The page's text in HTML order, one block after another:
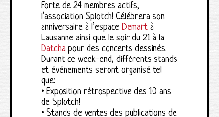
Forte de 24 membres actifs,
l’association Splotch! Célébrera son
anniversaire à l’espace Demart à
Lausanne ainsi que le soir du 21 à la
Datcha pour des concerts dessinés.
Durant ce week-end, différents stands
et événements seront organisé tel
que:
• Exposition rétrospective des 10 ans
de Splotch!
• Stands de ventes des publications de